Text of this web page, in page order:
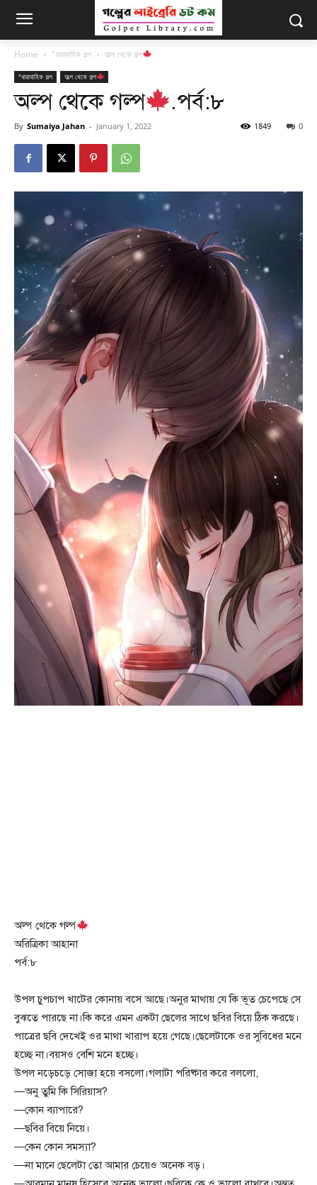
Home "ধারাবাহিক গল্প অল্প থেকে গল্প
"ধারাবাহিক গল্প অল্প থেকে গল্প
অল্প থেকে গল্প .পর্ব:৮
By Sumaiya Jahan - January 1, 2022 0
1849
অল্প থেকে গল্প
অরিত্রিকা আহানা
পর্ব:৮
উপল চুপচাপ খাটের কোনায় বসে আছে।অনুর মাথায় যে কি ভূত চেপেছে সে
বুঝতে পারছে না।কি করে এমন একটা ছেলের সাথে ছবির বিয়ে ঠিক করছে।
পাত্রের ছবি দেখেই ওর মাথা খারাপ হয়ে গেছে।ছেলেটাকে ওর সুবিধের মনে
হচ্ছে না।বয়সও বেশি মনে হচ্ছে।
উপল নড়েচড়ে সোজা হয়ে বসলো।গলাটা পরিষ্কার করে বললো,
—অনু তুমি কি সিরিয়াস?
—কোন ব্যাপারে?
—ছবির বিয়ে নিয়ে।
—কেন কোন সমস্যা?
—না মানে ছেলেটা তো আমার চেয়েও অনেক বড়।